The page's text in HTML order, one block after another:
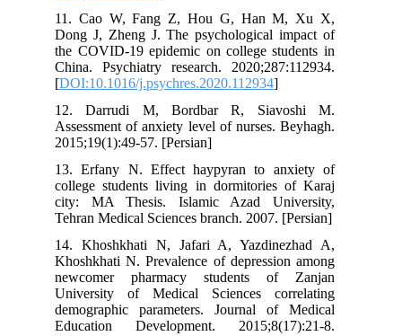
11. Cao W, Fang Z, Hou G, Han M, Xu X,
Dong J, Zheng J. The psychological impact of
the COVID-19 epidemic on college students in
China. Psychiatry research. 2020;287:112934.
[DOI:10.1016/j.psychres.2020.112934
12. Darrudi M, Bordbar R, Siavoshi M.
Assessment of anxiety level of nurses. Beyhagh.
2015;19(1):49-57. [Persian]
13. Erfany N. Effect haypyran to anxiety of
college students living in dormitories of Karaj
city: MA Thesis. Islamic Azad University,
Tehran Medical Sciences branch. 2007. [Persian]
14. Khoshkhati N, Jafari A, Yazdinezhad A,
Khoshkhati N. Prevalence of depression among
newcomer pharmacy students of Zanjan
University of Medical Sciences correlating
demographic parameters. Journal of Medical
Education Development. 2015;8(17):21-8.